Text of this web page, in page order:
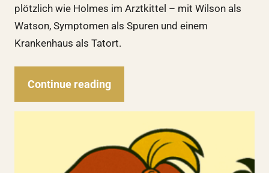
plötzlich wie Holmes im Arztkittel – mit Wilson als
Watson, Symptomen als Spuren und einem
Krankenhaus als Tatort.
Continue reading